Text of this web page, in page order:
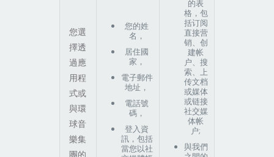
您選
擇透
過應
用程
式或
與環
球音
樂集
團的
您的姓
名，
居住國
家，
電子郵件
地址，
電話號
碼，
登入資
訊，包括
當您以社
的表
格，包
括订阅
直接营
销、创
建帐
户、搜
索、上
传文档
或媒体
或链接
社交媒
体帐
户;
與我們